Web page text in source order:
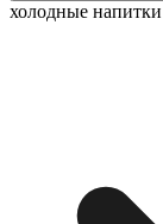
холодные напитки